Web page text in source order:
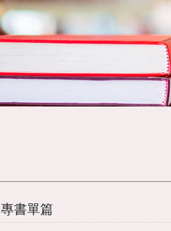
專書單篇